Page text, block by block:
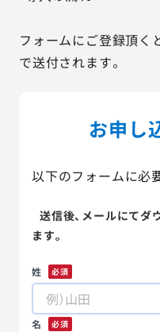
フォームにご登録頂く
で送付されます。
お申し
以下のフォームに必
送信後、メールにてダ
ます。
姓
名